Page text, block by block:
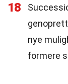
18
nye
formere